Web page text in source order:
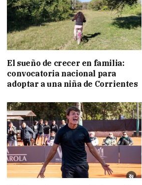
El sueño de crecer en familia:
convocatoria nacional para
adoptar a una niña de Corrientes